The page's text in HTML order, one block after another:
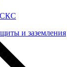
СКС
и заземления